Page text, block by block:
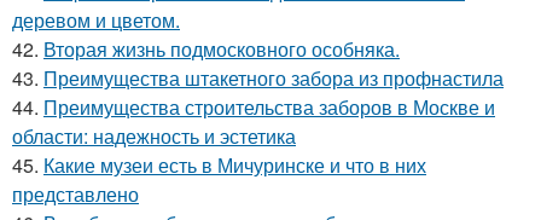
деревом и цветом.
42. Вторая жизнь подмосковного особняка.
43. Преимущества штакетного забора из профнастила
44. Преимущества строительства заборов в Москве и
области: надежность и эстетика
45. Какие музеи есть в Мичуринске и что в них
представлено